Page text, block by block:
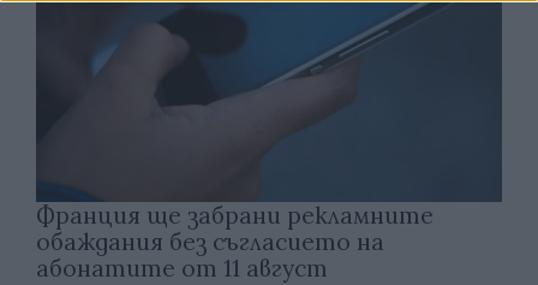
Франция ще забрани рекламните
обаждания без съгласието на
абонатите от 11 август